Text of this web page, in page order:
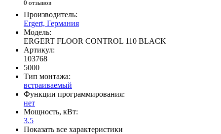
0 отзывов
Производитель:
Ergert, Германия
Модель:
ERGERT FLOOR CONTROL 110 BLACK
Артикул:
103768
5000
Тип монтажа:
встраиваемый
Функции программирования:
нет
Мощность, кВт:
3.5
Показать все характеристики